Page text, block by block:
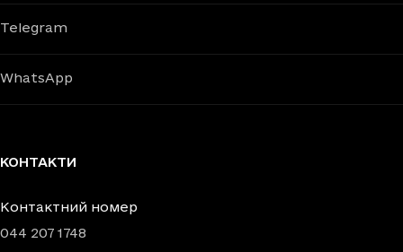
Telegram
WhatsApp
КОНТАКТИ
Контактний номер
044 207 1748